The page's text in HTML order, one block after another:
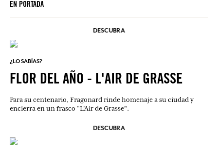
EN PORTADA
DESCUBRA
¿LO SABÍAS?
FLOR DEL AÑO - L'AIR DE GRASSE
Para su centenario, Fragonard rinde homenaje a su ciudad y
encierra en un frasco “L’Air de Grasse”.
DESCUBRA